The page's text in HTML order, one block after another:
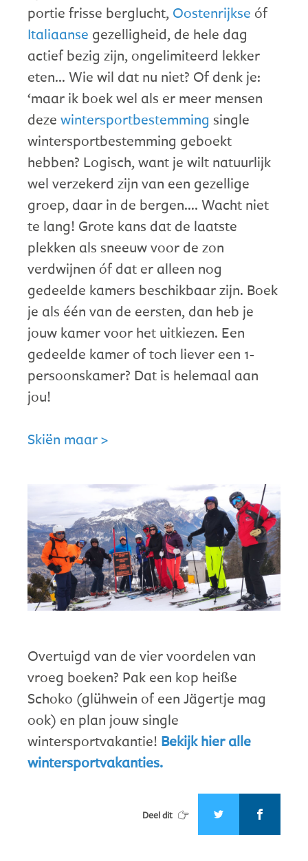
portie frisse berglucht, Oostenrijkse óf
Italiaanse gezelligheid, de hele dag
actief bezig zijn, ongelimiteerd lekker
eten… Wie wil dat nu niet? Of denk je:
‘maar ik boek wel als er meer mensen
deze wintersportbestemming single
wintersportbestemming geboekt
hebben? Logisch, want je wilt natuurlijk
wel verzekerd zijn van een gezellige
groep, daar in de bergen…. Wacht niet
te lang! Grote kans dat de laatste
plekken als sneeuw voor de zon
verdwijnen óf dat er alleen nog
gedeelde kamers beschikbaar zijn. Boek
je als één van de eersten, dan heb je
jouw kamer voor het uitkiezen. Een
gedeelde kamer of toch liever een 1-
persoonskamer? Dat is helemaal aan
jou!
Skiën maar >
Overtuigd van de vier voordelen van
vroeg boeken? Pak een kop heiße
Schoko (glühwein of een Jägertje mag
ook) en plan jouw single
wintersportvakantie! Bekijk hier alle
wintersportvakanties.
Deel dit